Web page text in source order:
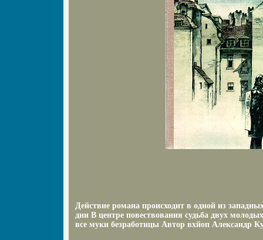
Действие романа происходит в одной из
дни В центре повествования судьба двух
все муки безработицы Автор вхйоп Александр